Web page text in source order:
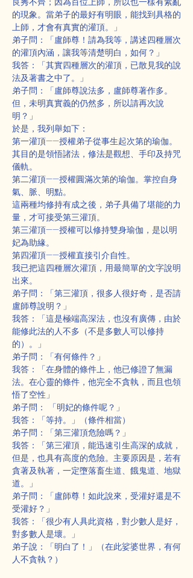
的現象。當弟子的最好有明眼，能找到具格的
上師，才會有真實的灌頂。」
弟子問：「盧師尊！請為我等，講述四種層次
的灌頂內涵，讓我等清楚明白，如何？」
我答：「其實四種層次的灌頂，已散見我的說
法及著書之中了。」
弟子問：「盧師尊說法多，盧師尊著作多。
但，未明真實義的仍然多，所以請再次說
明？」
於是，我列舉如下：
第一灌頂——授權弟子從事生起次第的瑜伽。
其目的是領悟諸法，修法是觀想、手印及持咒
儀軌。
第二灌頂——授權圓滿次第的瑜伽。掌控自身
氣、脈、明點。
這兩種均修持有成之後，弟子具備了堪能的力
量，才可接受第三灌頂。
第三灌頂——授權可以修持雙身瑜伽，是以明
妃為助緣。
第四灌頂——授權直接引介自性。
我已把這四種層次灌頂，用最簡單的文字說明
出來。
弟子問：「第三灌頂，很多人很好奇，是否請
盧師尊說明？」
我答：「這是極端高深法，也沒有廣傳，由於
能修此法的人不多（不是多數人可以修持
的）。」
弟子問：「有何條件？」
我答：「在身體的條件上，他已修證了無漏
法。在心靈的條件，他完全不貪執，而且也領
悟了空性」
弟子問： 「明妃的條件呢？」
我答：「等持。」（條件相當）
弟子問：「第三灌頂危險嗎？」
我答：「第三灌頂，能迅速引生高深的成就，
但是，也具有高度的危險。主要原因是，若有
貪著及執著，一定墮落畜生道、餓鬼道、地獄
道。」
弟子問：「盧師尊！如此說來，受灌好還是不
受灌好？」
我答：「很少有人具此資格，對少數人是好，
對多數人是壞。」
弟子說：「明白了！」（在此娑婆世界，有何
人不貪執？）